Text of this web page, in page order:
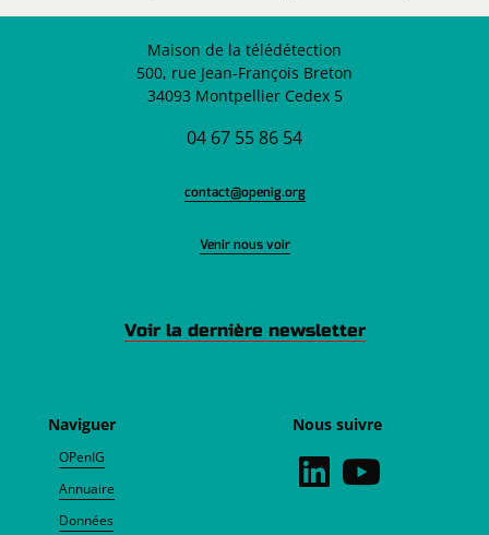
Naviguer
OPenIG
Annuaire
Données
Maison de la télédétection
500, rue Jean-François Breton
34093 Montpellier Cedex 5
04 67 55 86 54
contact@openig.org
Venir nous voir
Nous suivre
Voir la dernière newsletter